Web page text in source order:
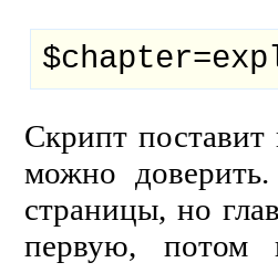
Скрипт поставит
можно
страницы, но
первую, потом